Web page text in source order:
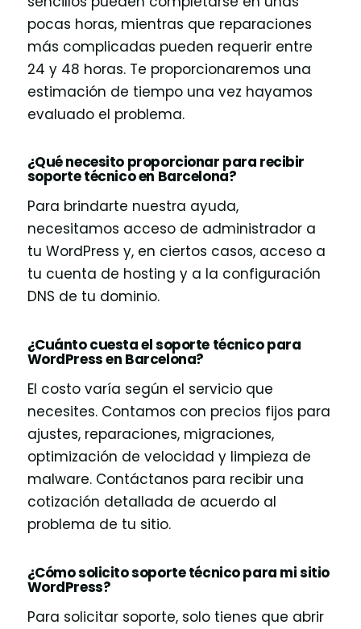
pocas horas, mientras que reparaciones
más complicadas pueden requerir entre
24 y 48 horas. Te proporcionaremos una
estimación de tiempo una vez hayamos
evaluado el problema.
¿Qué necesito proporcionar para recibir
soporte técnico en Barcelona?
Para brindarte nuestra ayuda,
necesitamos acceso de administrador a
tu WordPress y, en ciertos casos, acceso a
tu cuenta de hosting y a la configuración
DNS de tu dominio.
¿Cuánto cuesta el soporte técnico para
WordPress en Barcelona?
El costo varía según el servicio que
necesites. Contamos con precios fijos para
ajustes, reparaciones, migraciones,
optimización de velocidad y limpieza de
malware. Contáctanos para recibir una
cotización detallada de acuerdo al
problema de tu sitio.
¿Cómo solicito soporte técnico para mi sitio
WordPress?
Para solicitar soporte, solo tienes que abrir